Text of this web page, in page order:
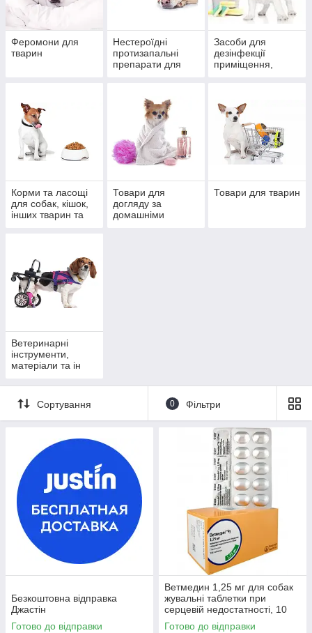
Феромони для
тварин
Нестероїдні
протизапальні
препарати для
Засоби для
дезінфекції
приміщення,
Корми та ласощі
для собак, кішок,
інших тварин та
Товари для
догляду за
домашніми
Товари для тварин
Ветеринарні
інструменти,
матеріали та ін
Сортування 0 Фільтри
Безкоштовна відправка
Джастін
Готово до відправки
Ветмедин 1,25 мг для собак
жувальні таблетки при
серцевій недостатності, 10
таблеток
Готово до відправки